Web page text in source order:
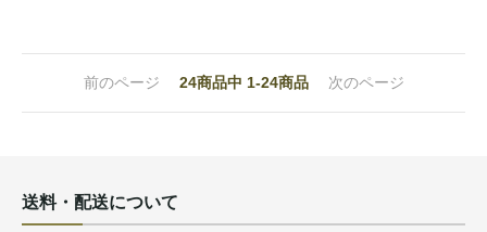
前のページ 24商品中 1-24商品 次のページ
送料・配送について